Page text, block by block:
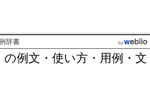
辞書
の例文・使い方・用例・文